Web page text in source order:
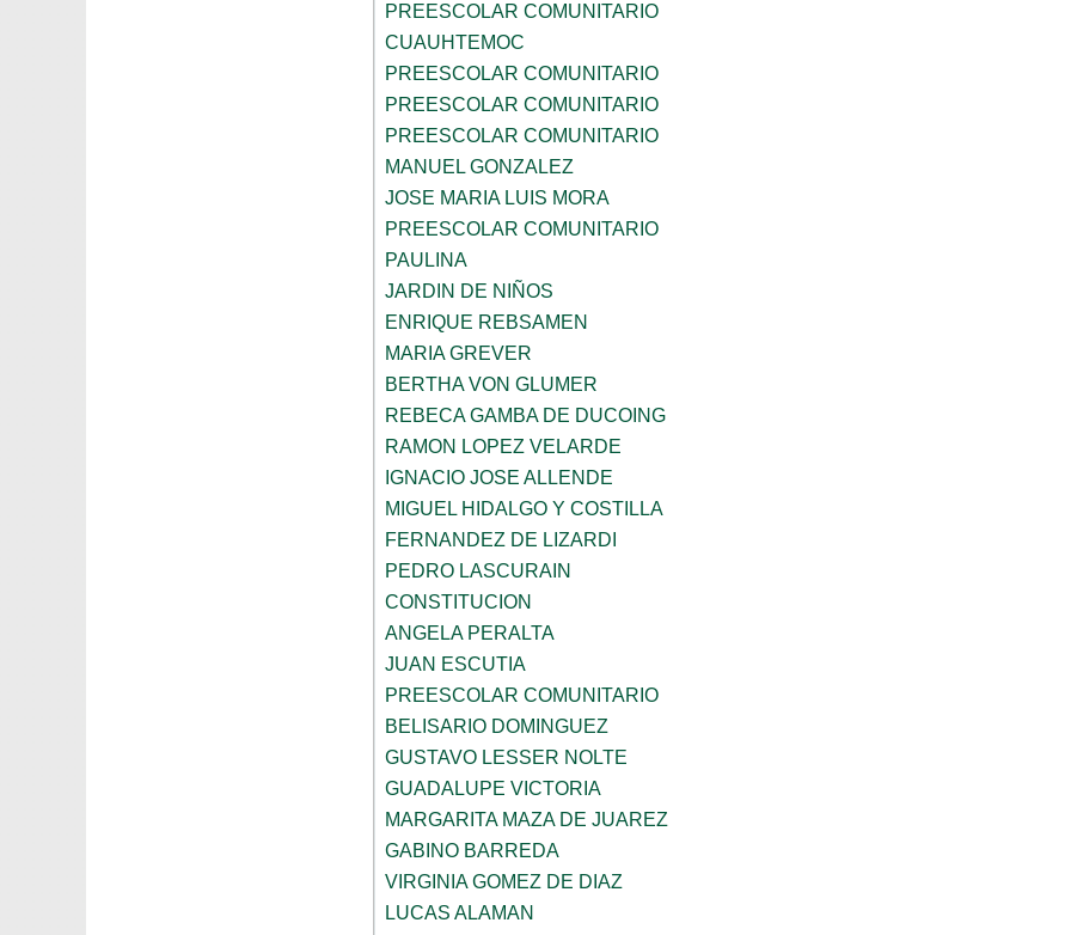
PREESCOLAR COMUNITARIO
CUAUHTEMOC
PREESCOLAR COMUNITARIO
PREESCOLAR COMUNITARIO
PREESCOLAR COMUNITARIO
MANUEL GONZALEZ
JOSE MARIA LUIS MORA
PREESCOLAR COMUNITARIO
PAULINA
JARDIN DE NIÑOS
ENRIQUE REBSAMEN
MARIA GREVER
BERTHA VON GLUMER
REBECA GAMBA DE DUCOING
RAMON LOPEZ VELARDE
IGNACIO JOSE ALLENDE
MIGUEL HIDALGO Y COSTILLA
FERNANDEZ DE LIZARDI
PEDRO LASCURAIN
CONSTITUCION
ANGELA PERALTA
JUAN ESCUTIA
PREESCOLAR COMUNITARIO
BELISARIO DOMINGUEZ
GUSTAVO LESSER NOLTE
GUADALUPE VICTORIA
MARGARITA MAZA DE JUAREZ
GABINO BARREDA
VIRGINIA GOMEZ DE DIAZ
LUCAS ALAMAN